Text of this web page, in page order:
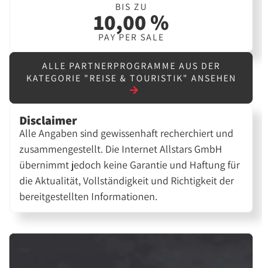
BIS ZU
10,00 %
PAY PER SALE
ALLE PARTNERPROGRAMME AUS DER
KATEGORIE "REISE & TOURISTIK" ANSEHEN
Disclaimer
Alle Angaben sind gewissenhaft recherchiert und
zusammengestellt. Die Internet Allstars GmbH
übernimmt jedoch keine Garantie und Haftung für
die Aktualität, Vollständigkeit und Richtigkeit der
bereitgestellten Informationen.